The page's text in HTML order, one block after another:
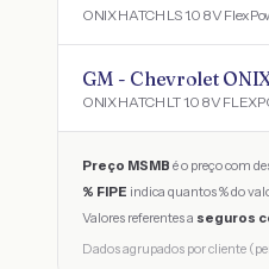
GM - Chevrolet
Preço MSMB é o preço com
% FIPE indica quantos % do
Valores referentes a seguros
Dados agrupados por cliente